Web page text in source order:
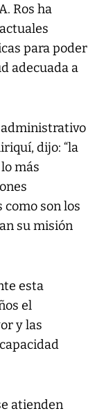
Ros ha
para poder
adecuada a
administrativo
dijo: “la
más
son los
su misión
esta
el
y las
atienden